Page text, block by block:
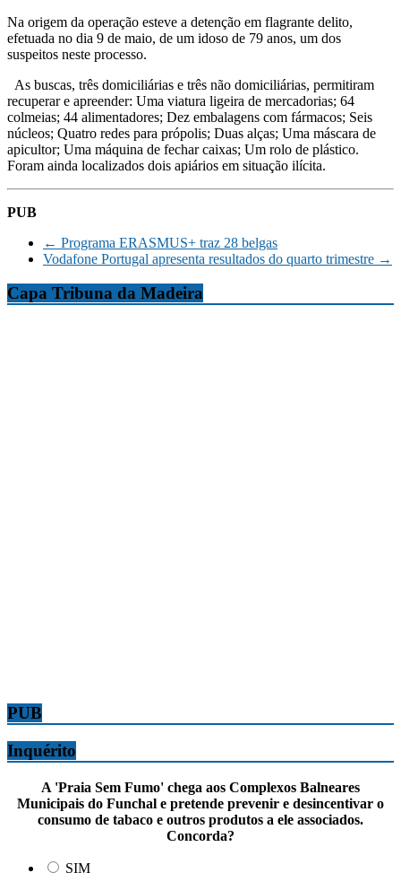
Na origem da operação esteve a detenção em flagrante delito,
efetuada no dia 9 de maio, de um idoso de 79 anos, um dos
suspeitos neste processo.
As buscas, três domiciliárias e três não domiciliárias, permitiram
recuperar e apreender: Uma viatura ligeira de mercadorias; 64
colmeias; 44 alimentadores; Dez embalagens com fármacos; Seis
núcleos; Quatro redes para própolis; Duas alças; Uma máscara de
apicultor; Uma máquina de fechar caixas; Um rolo de plástico.
Foram ainda localizados dois apiários em situação ilícita.
PUB
← Programa ERASMUS+ traz 28 belgas
Vodafone Portugal apresenta resultados do quarto trimestre →
Capa Tribuna da Madeira
PUB
Inquérito
A 'Praia Sem Fumo' chega aos Complexos Balneares
Municipais do Funchal e pretende prevenir e desincentivar o
consumo de tabaco e outros produtos a ele associados.
Concorda?
SIM